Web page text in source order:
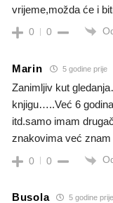
vrijeme,možda će i
0 0
Marin 5 godine prije
Zanimljiv kut
knjigu…..Već 6
itd.samo imam
znakovima već
0 0
Busola 5 godine prije